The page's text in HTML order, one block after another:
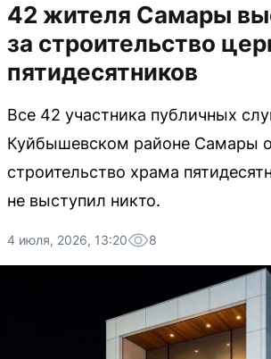
42 жителя Самары
за строительство
пятидесятников
Все 42 участника публичных
Куйбышевском районе Самары
строительство храма
не выступил никто.
4 июля, 2026, 13:20 8